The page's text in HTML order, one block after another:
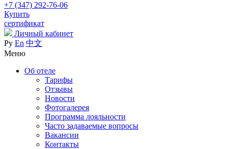
+7 (347) 292-76-06
Купить
сертификат
Личный кабинет
Ру En 中文
Меню
Об отеле
Тарифы
Отзывы
Новости
Фотогалерея
Программа лояльности
Часто задаваемые вопросы
Вакансии
Контакты